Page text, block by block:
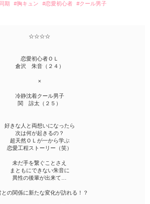
期 #胸キュン #恋愛初心者
#クール男子
☆☆☆☆
恋愛初心者ＯＬ
倉沢 朱音（２４）
×
冷静沈着クール男子
関 諒太（２５）
好きな人と両想いになったら
次は何が起きるの？
超天然ＯＬが一から学ぶ
恋愛工程ストーリー（笑）
未だ手を繋ぐことさえ
まともにできない朱音に
異性の後輩が出来て…
との関係に新たな変化が訪れる！？